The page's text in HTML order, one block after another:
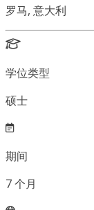
罗马, 意大利
学位类型
硕士
期间
7个月